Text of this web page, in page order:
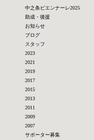
中之条ビエンナーレ2025
助成・後援
お知らせ
ブログ
スタッフ
2023
2021
2019
2017
2015
2013
2011
2009
2007
サポーター募集